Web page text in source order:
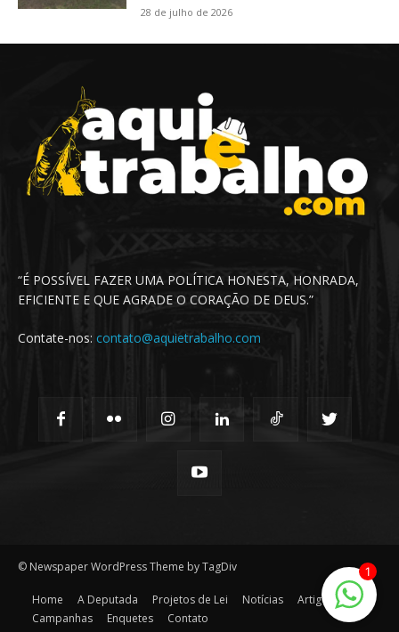
28 de julho de 2026
“É POSSÍVEL FAZER UMA POLÍTICA HONESTA, HONRADA,
EFICIENTE E QUE AGRADE O CORAÇÃO DE DEUS.”
Contate-nos: contato@aquietrabalho.com
© Newspaper WordPress Theme by TagDiv
Home A Deputada Projetos de Lei Notícias
Artigos
Campanhas
Enquetes Contato
1